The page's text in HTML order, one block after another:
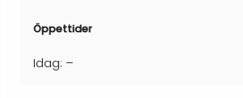
Öppettider
Idag: –